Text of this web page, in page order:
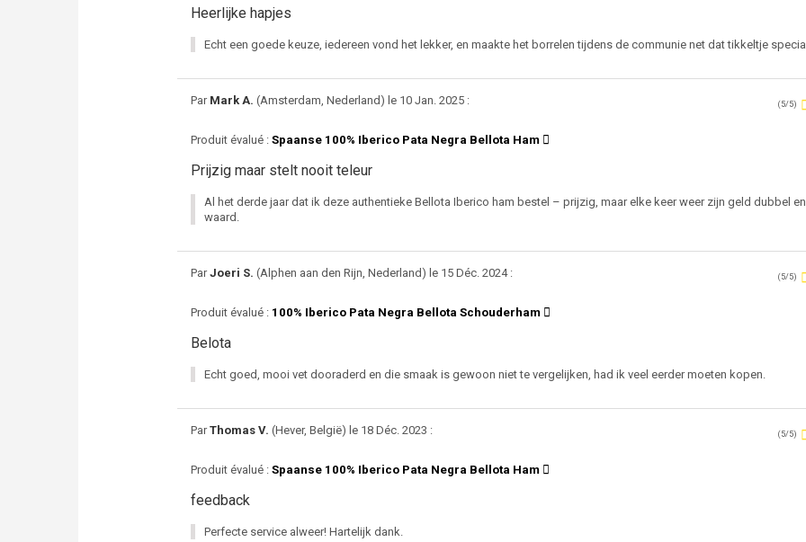
Heerlijke hapjes
Echt een goede keuze, iedereen vond het lekker, en maakte het borrelen tijdens de communie net dat tikkeltje
Par Mark A. (Amsterdam, Nederland) le 10 Jan. 2025 : (5/5)
Produit évalué : Spaanse 100% Iberico Pata Negra Bellota Ham
Prijzig maar stelt nooit teleur
Al het derde jaar dat ik deze authentieke Bellota Iberico ham bestel – prijzig, maar elke keer weer zijn geld dubbel
waard.
ParJoeri S. (Alphen aan den Rijn, Nederland) le 15 Déc. 2024 : (5/5)
Produit évalué : 100% Iberico Pata Negra Bellota Schouderham
Belota
Echt goed, mooi vet dooraderd en die smaak is gewoon niet te vergelijken, had ik veel eerder moeten kopen.
ParThomas V. (Hever, België) le 18 Déc. 2023 : (5/5)
Produit évalué : Spaanse 100% Iberico Pata Negra Bellota Ham
feedback
Perfecte service alweer! Hartelijk dank.